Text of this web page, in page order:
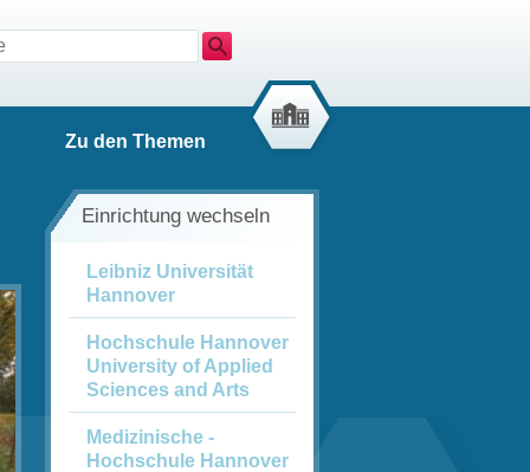
Zu den Themen
Einrichtung wechseln
Leibniz Universität
Hannover
Hochschule ­Hannover
University of Applied
Sciences and Arts
Medizinische ­
Hochschule ­Hannover